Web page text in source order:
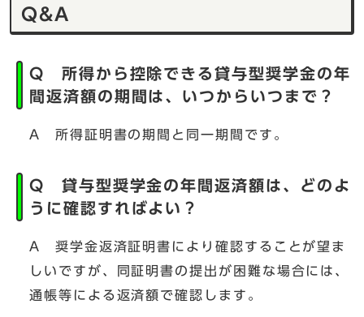
Q&A
Q 所得から控除できる貸与型奨学金の年
間返済額の期間は、いつからいつまで？
A 所得証明書の期間と同一期間です。
Q 貸与型奨学金の年間返済額は、どのよ
うに確認すればよい？
A 奨学金返済証明書により確認することが望ま
しいですが、同証明書の提出が困難な場合には、
通帳等による返済額で確認します。